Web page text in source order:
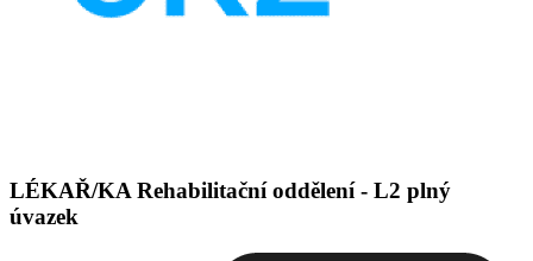
LÉKAŘ/KA Rehabilitační oddělení - L2 plný
úvazek